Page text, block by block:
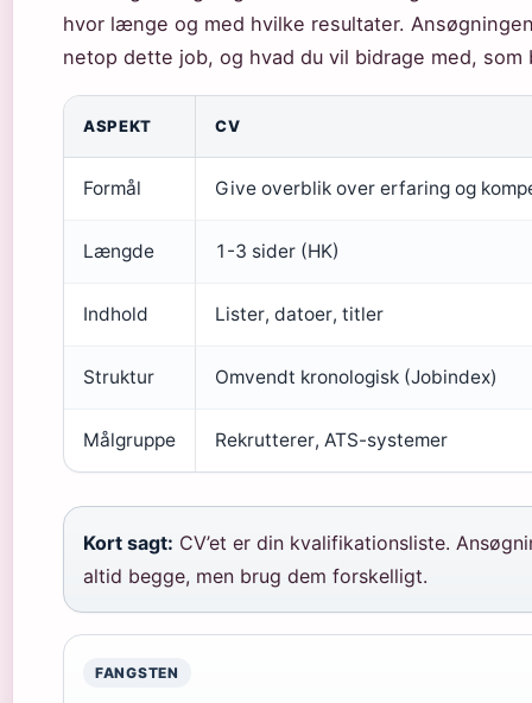
hvor længe og med hvilke resultater.
netop dette job, og hvad du vil bidrage med,
ASPEKT CV
Formål Give overblik over erfaring og
Længde 1-3 sider (HK)
Indhold Lister, datoer, titler
Struktur Omvendt kronologisk (Jobindex)
Målgruppe Rekrutterer, ATS-systemer
Kort sagt: CV’et er din kvalifikationsliste.
altid begge, men brug dem forskelligt.
FANGSTEN